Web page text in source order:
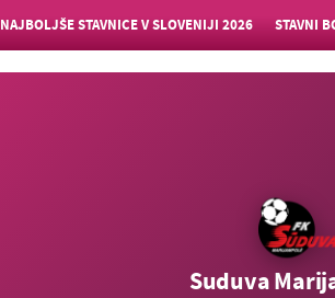
NAJBOLJŠE STAVNICE V SLOVENIJI 2026 STAVNI
Suduva